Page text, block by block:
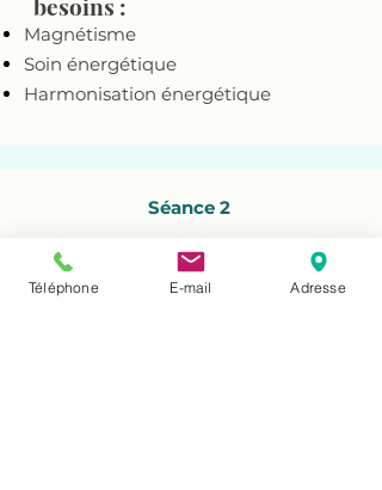
Magnétisme
Soin énergétique
Harmonisation énergétique
Séance 2
Apaiser le Corps & l'Esprit
en douceur
Téléphone E-mail Adresse